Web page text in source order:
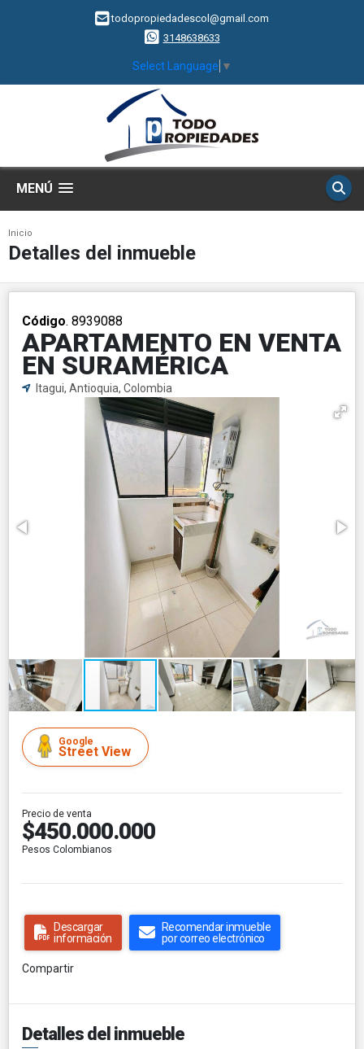
todopropiedadescol@gmail.com
3148638633
Select Language ▼
MENÚ
Inicio
Detalles del inmueble
Código. 8939088
APARTAMENTO EN VENTA
EN SURAMÉRICA
Itagui, Antioquia, Colombia
Google
Street View
Precio de venta
$450.000.000
Pesos Colombianos
Descargar
información
Recomendar inmueble
por correo electrónico
Compartir
Detalles del inmueble